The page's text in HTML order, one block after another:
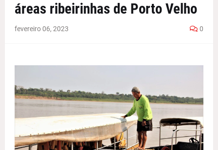
áreas ribeirinhas de Porto Velho
fevereiro 06, 2023 0